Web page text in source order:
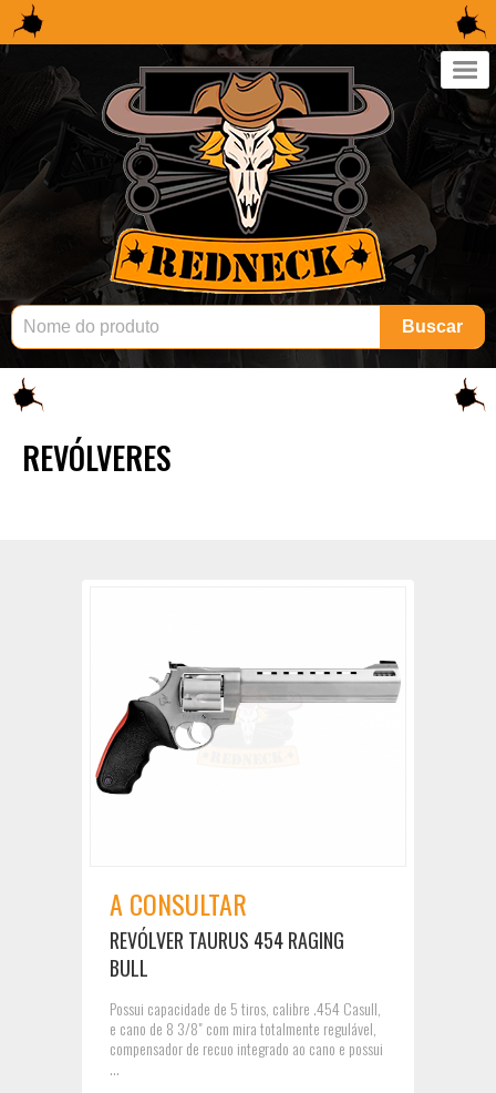
×
Buscar
REVÓLVERES
A CONSULTAR
REVÓLVER TAURUS 454 RAGING
BULL
Possui capacidade de 5 tiros, calibre .454 Casull,
e cano de 8 3/8" com mira totalmente regulável,
compensador de recuo integrado ao cano e possui
...